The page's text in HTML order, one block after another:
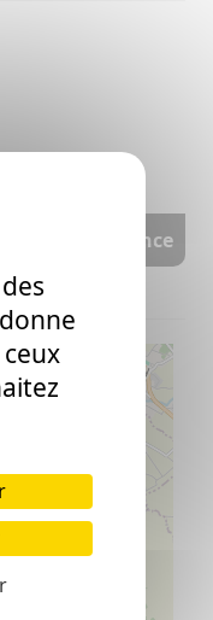
d'ascendance